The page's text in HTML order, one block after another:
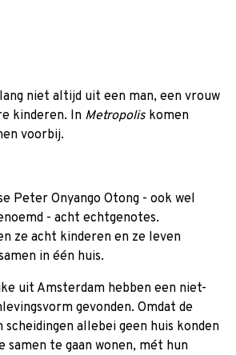
niet altijd uit een man, een vrouw
kinderen. In Metropolis komen
voorbij.
Peter Onyango Otong - ook wel
- acht echtgenotes.
ze acht kinderen en ze leven
in één huis.
uit Amsterdam hebben een niet-
gevonden. Omdat de
scheidingen allebei geen huis konden
samen te gaan wonen, mét hun